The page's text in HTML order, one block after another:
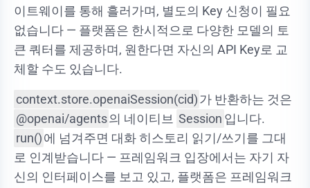
이트웨이를 통해 흘러가며, 별도의 Key 신청이 필요
없습니다 — 플랫폼은 한시적으로 다양한 모델의 토
큰 쿼터를 제공하며, 원한다면 자신의 API Key로 교
체할 수도 있습니다.
context.store.openaiSession(cid)가 반환하는 것은
@openai/agents의 네이티브 Session 입니다.
run()에 넘겨주면 대화 히스토리 읽기/쓰기를 그대
로 인계받습니다 — 프레임워크 입장에서는 자기 자
신의 인터페이스를 보고 있고, 플랫폼은 프레임워크